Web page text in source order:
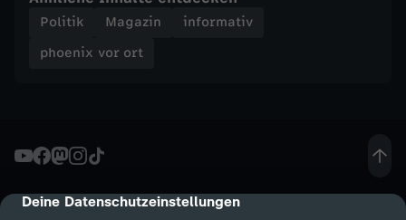
cmp-dialog-description
Deine Datenschutzeinstellungen
A
c
h
Politik Magazin
informativ
phoenix vor ort